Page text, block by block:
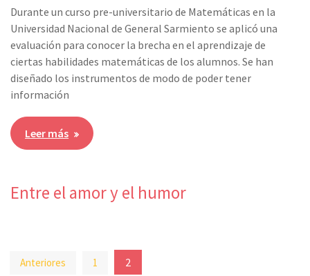
Durante un curso pre-universitario de Matemáticas en la
Universidad Nacional de General Sarmiento se aplicó una
evaluación para conocer la brecha en el aprendizaje de
ciertas habilidades matemáticas de los alumnos. Se han
diseñado los instrumentos de modo de poder tener
información
Leer más
Entre el amor y el humor
Paginación
Anteriores 1 2